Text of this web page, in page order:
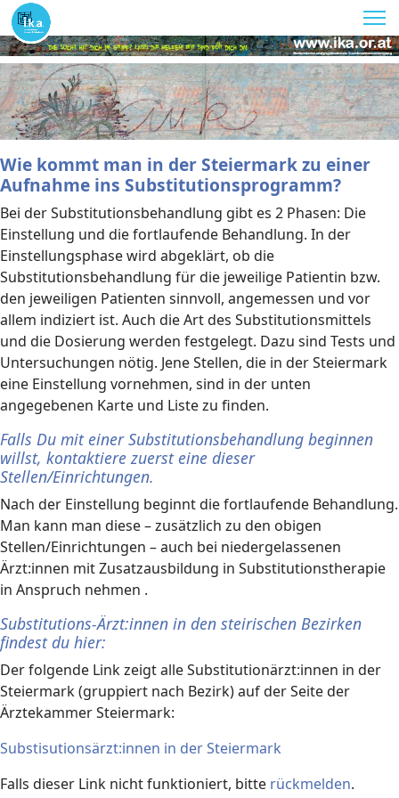
Wie kommt man in der Steiermark zu einer
Aufnahme ins Substitutionsprogramm?
Bei der Substitutionsbehandlung gibt es 2 Phasen: Die
Einstellung und die fortlaufende Behandlung. In der
Einstellungsphase wird abgeklärt, ob die
Substitutionsbehandlung für die jeweilige Patientin bzw.
den jeweiligen Patienten sinnvoll, angemessen und vor
allem indiziert ist. Auch die Art des Substitutionsmittels
und die Dosierung werden festgelegt. Dazu sind Tests und
Untersuchungen nötig. Jene Stellen, die in der Steiermark
eine Einstellung vornehmen, sind in der unten
angegebenen Karte und Liste zu finden.
Falls Du mit einer Substitutionsbehandlung beginnen
willst, kontaktiere zuerst eine dieser
Stellen/Einrichtungen.
Nach der Einstellung beginnt die fortlaufende Behandlung.
Man kann man diese – zusätzlich zu den obigen
Stellen/Einrichtungen – auch bei niedergelassenen
Ärzt:innen mit Zusatzausbildung in Substitutionstherapie
in Anspruch nehmen .
Substitutions-Ärzt:innen in den steirischen Bezirken
findest du hier:
Der folgende Link zeigt alle Substitutionärzt:innen in der
Steiermark (gruppiert nach Bezirk) auf der Seite der
Ärztekammer Steiermark:
Substisutionsärzt:innen in der Steiermark
Falls dieser Link nicht funktioniert, bitte rückmelden.